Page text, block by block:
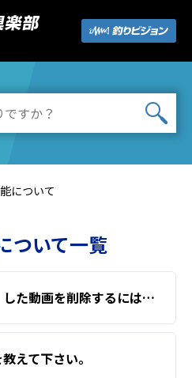
について
ついて一覧
「ダウンロード」した動画を削除するにはどうすればよいですか？
えて下さい。